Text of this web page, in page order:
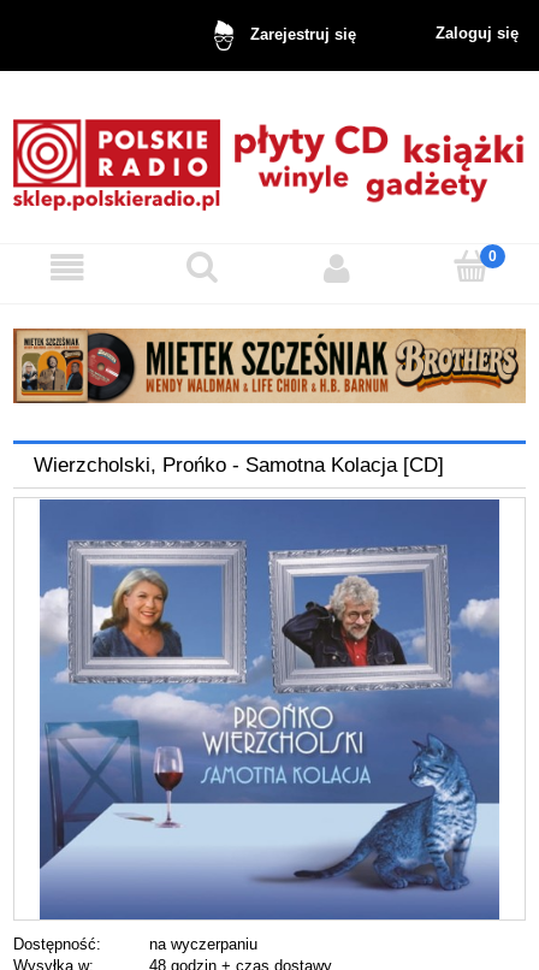
Zarejestruj się Zaloguj się
Wierzcholski, Prońko - Samotna Kolacja [CD]
Dostępność:
na wyczerpaniu
Wysyłka w:
48 godzin + czas dostawy